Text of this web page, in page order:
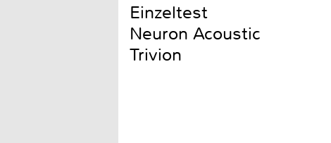
Einzeltest
Neuron Acoustic
Trivion